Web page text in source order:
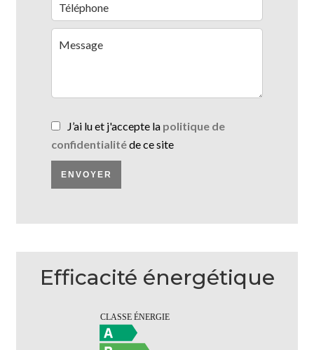
J’ai lu et j'accepte la politique de
confidentialitéde ce site
ENVOYER
Efficacité énergétique